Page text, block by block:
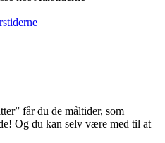
får du de måltider, som
Og du kan selv være med til at